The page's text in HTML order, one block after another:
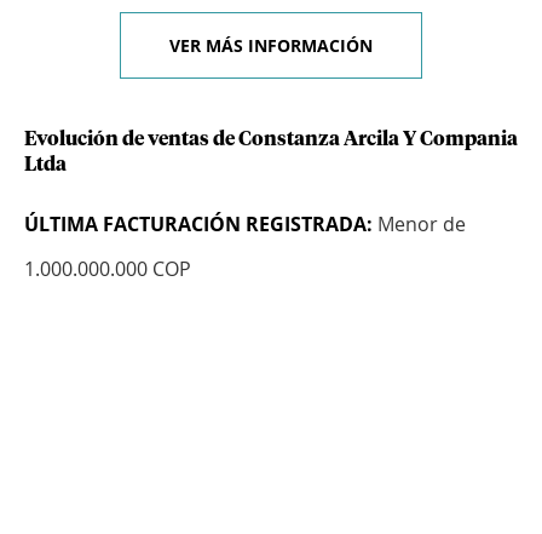
VER MÁS INFORMACIÓN
Evolución de ventas de Constanza Arcila Y Compania
Ltda
ÚLTIMA FACTURACIÓN REGISTRADA: Menor de
1.000.000.000 COP